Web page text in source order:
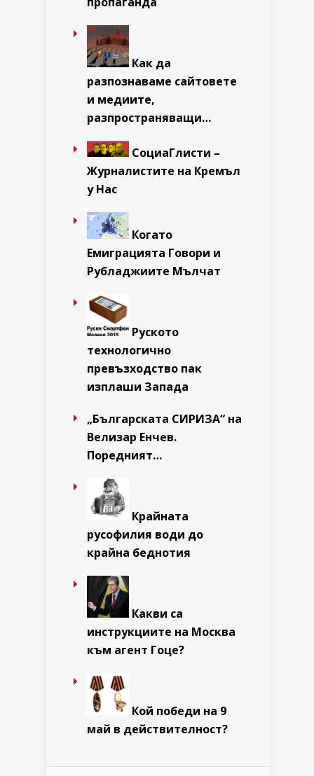
Как да
разпознаваме сайтовете
и медиите,
разпространяващи…
СоциаГлисти –
Журналистите на Кремъл
у Нас
Когато
Емиграцията Говори и
Рубладжиите Мълчат
Руското
технологично
превъзходство пак
изплаши Запада
„Българската СИРИЗА“ на
Велизар Енчев.
Поредният…
Крайната
русофилия води до
крайна беднотия
Какви са
инструкциите на Москва
към агент Гоце?
Кой победи на 9
май в действителност?